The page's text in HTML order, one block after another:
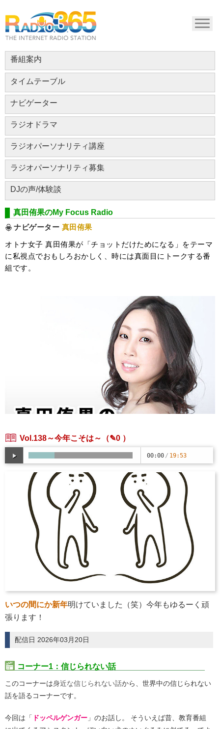
番組案内
タイムテーブル
ナビゲーター
ラジオドラマ
ラジオパーソナリティ講座
ラジオパーソナリティ募集
DJの声/体験談
真田侑果のMy Focus Radio
ナビゲーター 真田侑果
オトナ女子 真田侑果が「チョットだけためになる」をテーマ
に私視点でおもしろおかしく、時には真面目にトークする番
組です。
Vol.138～今年こそは～ （✎0 ）
00:00 / 19:53
いつの間にか新年明けていました（笑）今年もゆるーく頑
張ります！
配信日 2026年03月20日
コーナー1：信じられない話
このコーナーは身近な信じられない話から、世界中の信じられない
話を語るコーナーです。
今回は「 ドッペルゲンガー 」のお話し。 そういえば昔、教育番組